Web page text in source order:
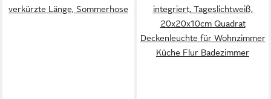
verkürzte Länge, Sommerhose
integriert, Tageslichtweiß,
20x20x10cm Quadrat
Deckenleuchte für Wohnzimmer
Küche Flur Badezimmer